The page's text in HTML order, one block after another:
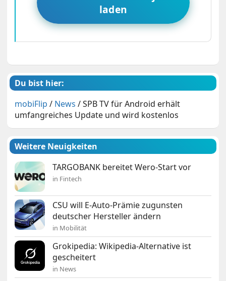
laden
Du bist hier:
mobiFlip / News /SPB TV für Android erhält
umfangreiches Update und wird kostenlos
Weitere Neuigkeiten
TARGOBANK bereitet Wero-Start vor
in Fintech
CSU will E-Auto-Prämie zugunsten
deutscher Hersteller ändern
in Mobilität
Grokipedia: Wikipedia-Alternative ist
gescheitert
in News